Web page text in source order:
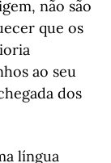
não são
que os
ao seu
dos
língua